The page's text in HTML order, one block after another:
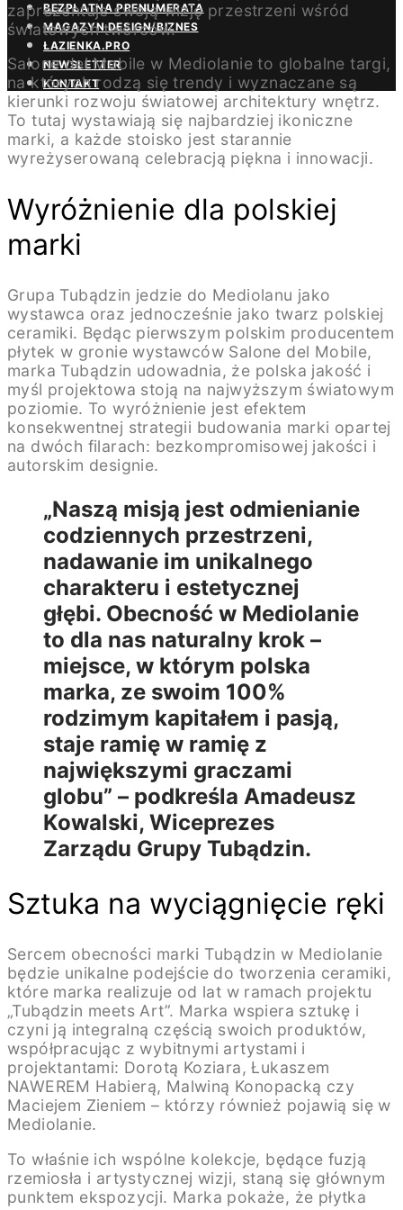
BEZPŁATNA PRENUMERATA
MAGAZYN DESIGN/BIZNES
ŁAZIENKA.PRO
NEWSLETTER
KONTAKT
zaprezentuje swoją wizję przestrzeni wśród
światowych twórców.
Salone del Mobile w Mediolanie to globalne targi,
na których rodzą się trendy i wyznaczane są
kierunki rozwoju światowej architektury wnętrz.
To tutaj wystawiają się najbardziej ikoniczne
marki, a każde stoisko jest starannie
wyreżyserowaną celebracją piękna i innowacji.
Wyróżnienie dla polskiej
marki
Grupa Tubądzin jedzie do Mediolanu jako
wystawca oraz jednocześnie jako twarz polskiej
ceramiki. Będąc pierwszym polskim producentem
płytek w gronie wystawców Salone del Mobile,
marka Tubądzin udowadnia, że polska jakość i
myśl projektowa stoją na najwyższym światowym
poziomie. To wyróżnienie jest efektem
konsekwentnej strategii budowania marki opartej
na dwóch filarach: bezkompromisowej jakości i
autorskim designie.
„Naszą misją jest odmienianie
codziennych przestrzeni,
nadawanie im unikalnego
charakteru i estetycznej
głębi. Obecność w Mediolanie
to dla nas naturalny krok –
miejsce, w którym polska
marka, ze swoim 100%
rodzimym kapitałem i pasją,
staje ramię w ramię z
największymi graczami
globu” – podkreśla Amadeusz
Kowalski, Wiceprezes
Zarządu Grupy Tubądzin.
Sztuka na wyciągnięcie ręki
Sercem obecności marki Tubądzin w Mediolanie
będzie unikalne podejście do tworzenia ceramiki,
które marka realizuje od lat w ramach projektu
„Tubądzin meets Art”. Marka wspiera sztukę i
czyni ją integralną częścią swoich produktów,
współpracując z wybitnymi artystami i
projektantami: Dorotą Koziara, Łukaszem
NAWEREM Habierą, Malwiną Konopacką czy
Maciejem Zieniem – którzy również pojawią się w
Mediolanie.
To właśnie ich wspólne kolekcje, będące fuzją
rzemiosła i artystycznej wizji, staną się głównym
punktem ekspozycji. Marka pokaże, że płytka